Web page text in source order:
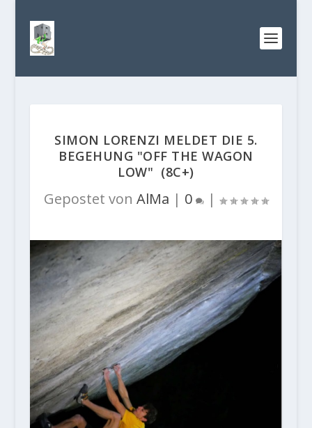
SIMON LORENZI MELDET DIE 5.
BEGEHUNG "OFF THE WAGON
LOW" (8C+)
Gepostet von AlMa | 0 |